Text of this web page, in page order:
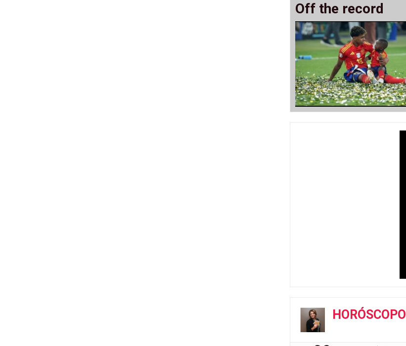
Off the record
HORÓSCOPO